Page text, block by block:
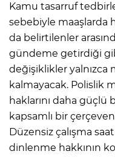
Kamu tasarruf
sebebiyle maaşlarda
da belirtilenler
gündeme getirdiği
değişiklikler yalnızca
kalmayacak. Polislik
haklarını daha
kapsamlı bir
Düzensiz çalışma
dinlenme hakkının